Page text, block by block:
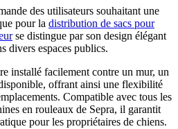
des utilisateurs souhaitant une
pour la distribution de sacs pour
se distingue par son design élégant
divers espaces publics.
installé facilement contre un mur, un
offrant ainsi une flexibilité
Compatible avec tous les
en rouleaux de Sepra, il garantit
pour les propriétaires de chiens.